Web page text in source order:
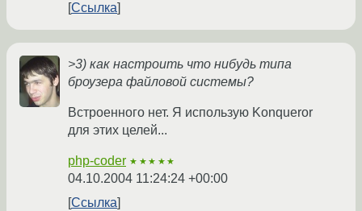
Ссылка
>3) как настроить что нибудь типа
броузера файловой системы?
Встроенного нет. Я использую Konqueror
для этих целей...
php-coder ★★★★★
04.10.2004 11:24:24 +00:00
Ссылка